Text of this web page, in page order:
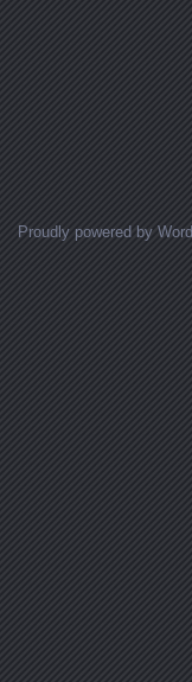
Proudly powered by